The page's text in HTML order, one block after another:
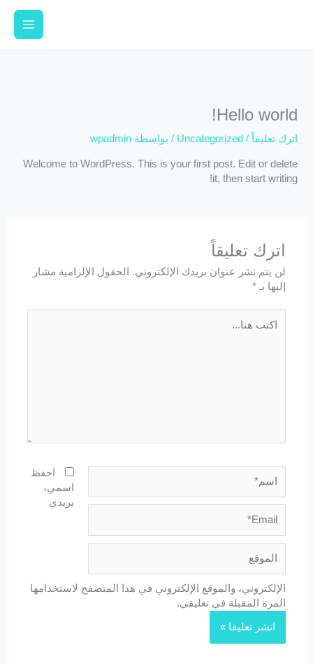
Hello world!
اترك تعليقاً /
Uncategorized / بواسطة wpadmin
Welcome to WordPress. This is your first post. Edit or delete
it, then start writing!
اترك تعليقاً
لن يتم نشر عنوان بريدك الإلكتروني.
الحقول الإلزامية مشار
إليها بـ*
هنا...
احفظ
اسمي،
بريدي
الإلكتروني، والموقع الإلكتروني في هذا المتصفح لاستخدامها
المرة المقبلة في تعليقي.